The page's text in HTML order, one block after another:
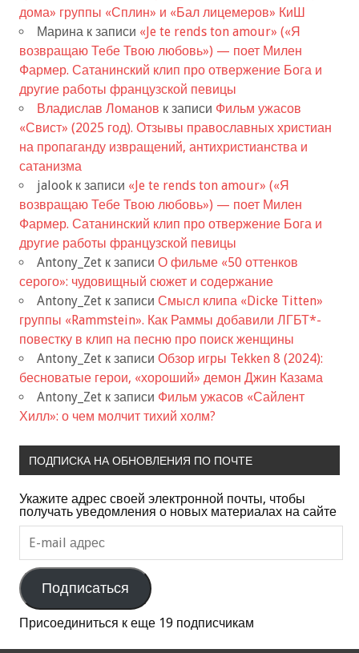
дома» группы «Сплин» и «Бал лицемеров» КиШ
Марина к записи «Je te rends ton amour» («Я
возвращаю Тебе Твою любовь») — поет Милен
Фармер. Сатанинский клип про отвержение Бога и
другие работы французской певицы
Владислав Ломанов к записи Фильм ужасов
«Свист» (2025 год). Отзывы православных христиан
на пропаганду извращений, антихристианства и
сатанизма
jalook к записи «Je te rends ton amour» («Я
возвращаю Тебе Твою любовь») — поет Милен
Фармер. Сатанинский клип про отвержение Бога и
другие работы французской певицы
Antony_Zet к записи О фильме «50 оттенков
серого»: чудовищный сюжет и содержание
Antony_Zet к записи Смысл клипа «Dicke Titten»
группы «Rammstein». Как Раммы добавили ЛГБТ*-
повестку в клип на песню про поиск женщины
Antony_Zet к записи Обзор игры Tekken 8 (2024):
бесноватые герои, «хороший» демон Джин Казама
Antony_Zet к записи Фильм ужасов «Сайлент
Хилл»: о чем молчит тихий холм?
ПОДПИСКА НА ОБНОВЛЕНИЯ ПО ПОЧТЕ
Укажите адрес своей электронной почты, чтобы
получать уведомления о новых материалах на сайте
E-
mail
адрес
Подписаться
Присоединиться к еще 19 подписчикам